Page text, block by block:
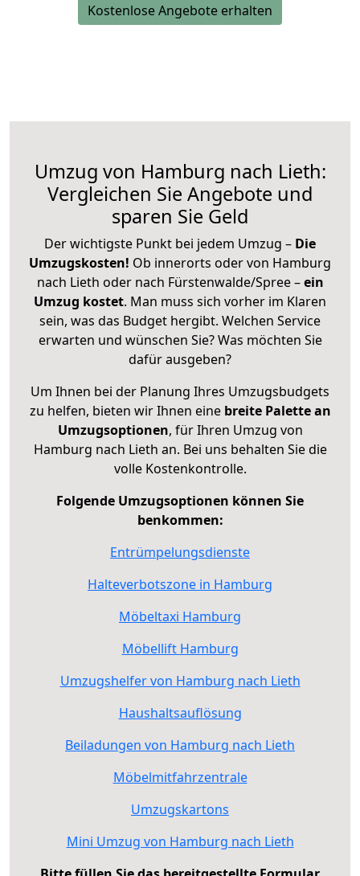
Kostenlose Angebote erhalten
Umzug von Hamburg nach Lieth:
Vergleichen Sie Angebote und
sparen Sie Geld
Der wichtigste Punkt bei jedem Umzug – Die
Umzugskosten! Ob innerorts oder von Hamburg
nach Lieth oder nach Fürstenwalde/Spree –ein
Umzug kostet. Man muss sich vorher im Klaren
sein, was das Budget hergibt. Welchen Service
erwarten und wünschen Sie? Was möchten Sie
dafür ausgeben?
Um Ihnen bei der Planung Ihres Umzugsbudgets
zu helfen, bieten wir Ihnen eine breite Palette an
Umzugsoptionen, für Ihren Umzug von
Hamburg nach Lieth an. Bei uns behalten Sie die
volle Kostenkontrolle.
Folgende Umzugsoptionen können Sie
benkommen:
Entrümpelungsdienste
Halteverbotszone in Hamburg
Möbeltaxi Hamburg
Möbellift Hamburg
Umzugshelfer von Hamburg nach Lieth
Haushaltsauflösung
Beiladungen von Hamburg nach Lieth
Möbelmitfahrzentrale
Umzugskartons
Mini Umzug von Hamburg nach Lieth